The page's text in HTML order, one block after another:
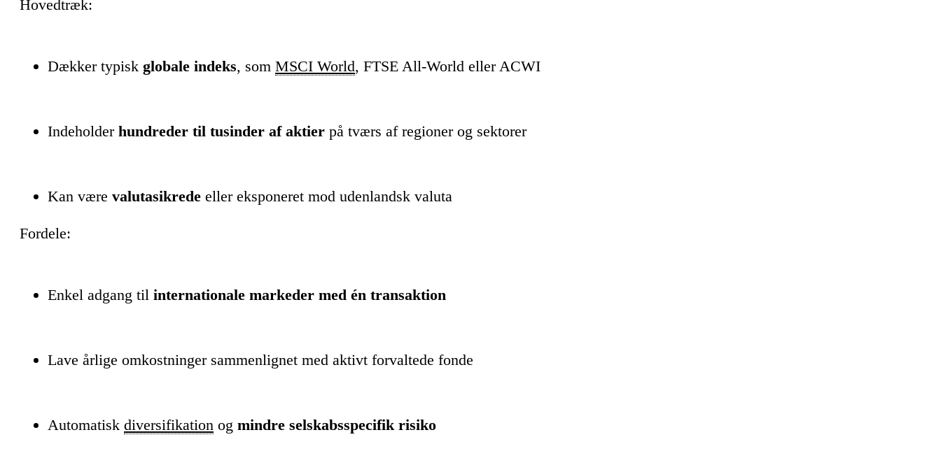
Hovedtræk:
Dækker typisk globale indeks, som MSCI World, FTSE All-World eller ACWI
Indeholder hundreder til tusinder af aktier på tværs af regioner og sektorer
Kan være valutasikrede eller eksponeret mod udenlandsk valuta
Fordele:
Enkel adgang til internationale markeder med én transaktion
Lave årlige omkostninger sammenlignet med aktivt forvaltede fonde
Automatisk diversifikation og mindre selskabsspecifik risiko